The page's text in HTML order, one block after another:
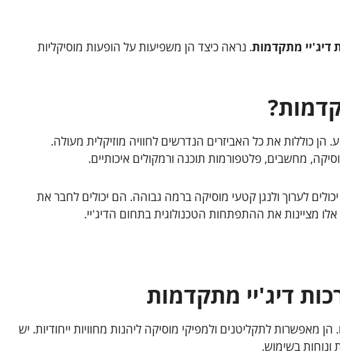
דיג'יי מתקדמות. נראה כיצד הן משפיעות על הופעות מוסיקליות
הן כוללות את כל האביזרים הנדרשים לחוויה מוזיקלית מעולה.
מחשבים, פלטפורמות תוכנה ורמקולים איכותיים.
לערוך ולנגן קטעי מוסיקה ברמה גבוהה. הם יכולים לחבר את
מציינות את ההתפתחות הטכנולוגית בתחום הדיג'יי.
דיג'יי מתקדמות
מאפשרות לתקליטנים ולמפיקי מוסיקה ליהנות מחוויות ייחודיות. יש
בשימוש.